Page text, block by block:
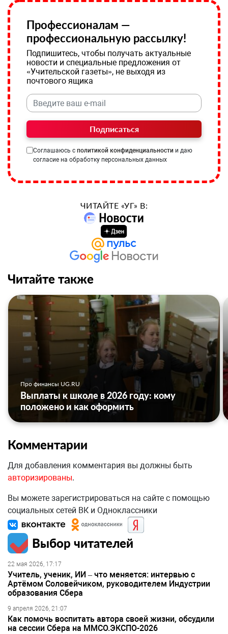
Профессионалам —
профессиональную рассылку!
Подпишитесь, чтобы получать актуальные
новости и специальные предложения от
«Учительской газеты», не выходя из
почтового ящика
Подписаться
Соглашаюсь с политикой конфиденциальности и даю
согласие на обработку персональных данных
ЧИТАЙТЕ «УГ» В:
Читайте также
Про финансы UG.RU
Выплаты к школе в 2026 году: кому
положено и как оформить
Комментарии
Для добавления комментария вы должны быть
авторизированы.
Вы можете зарегистрироваться на сайте с помощью
социальных сетей ВК и Одноклассники
Выбор читателей
22 мая 2026, 17:17
Учитель, ученик, ИИ – что меняется: интервью с
Артёмом Соловейчиком, руководителем Индустрии
образования Сбера
9 апреля 2026, 21:07
Как помочь воспитать автора своей жизни, обсудили
на сессии Сбера на ММСО.ЭКСПО-2026